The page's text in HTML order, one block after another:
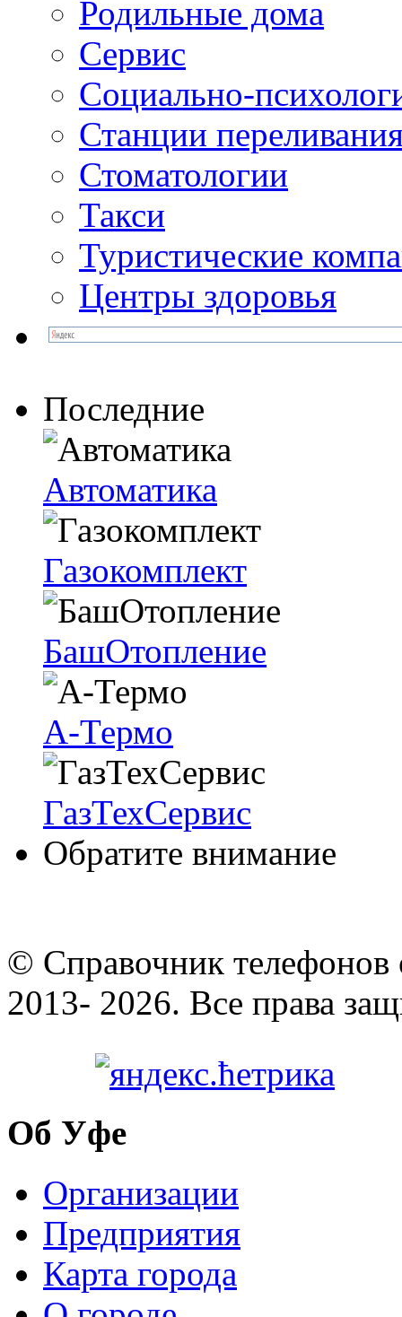
Родильные дома
Сервис
Социально-
Станции
Стоматологии
Такси
Туристические
Центры здоровья
Последние
Автоматика
Газокомплект
БашОтопление
А-Термо
ГазТехСервис
Обратите внимание
© Cправочник телефонов
2013- 2026. Все права
Об Уфе
Организации
Предприятия
Карта города